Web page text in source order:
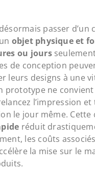
passer d’un
objet physique et
ou jours
de conception
leurs designs à une
prototype ne convient
l’impression et
le jour même. Cette
réduit
les coûts
la mise sur le